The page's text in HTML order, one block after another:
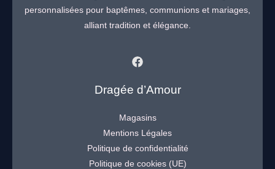
personnalisées pour baptêmes, communions et mariages,
alliant tradition et élégance.
Dragée d’Amour
Magasins
Mentions Légales
Politique de confidentialité
Politique de cookies (UE)